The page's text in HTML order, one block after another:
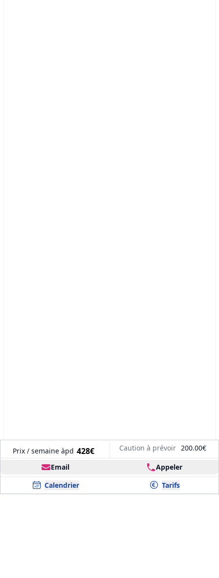
Prix / semaine àpd 428€ Caution à prévoir 200.00€
Email
Appeler
Calendrier
Tarifs